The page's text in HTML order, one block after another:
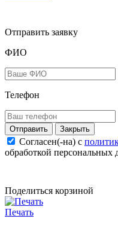
Отправить заявку
ФИО
Телефон
Закрыть
Согласен(-на) c
обработкой персональных
Поделиться корзиной
Печать